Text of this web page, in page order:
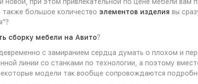
большое количество элементов изделия вы
сборку мебели на Авито?
с замиранием сердца думать о плохом и
линии со станками по технологии, а поэтому
модели так вообще сопровождаются